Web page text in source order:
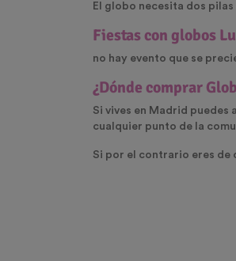
El globo necesita dos
Fiestas con globos
no hay evento que se
¿Dónde comprar
Si vives en Madrid
cualquier punto de la
Si por el contrario eres de